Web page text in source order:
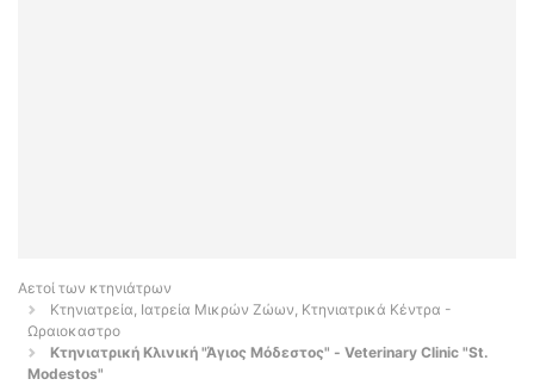
Αετοί των κτηνιάτρων
Κτηνιατρεία, Ιατρεία Μικρών Ζώων, Κτηνιατρικά Κέντρα -
Ωραιοκαστρο
Κτηνιατρική Κλινική "Άγιος Μόδεστος" - Veterinary Clinic "St.
Modestos"